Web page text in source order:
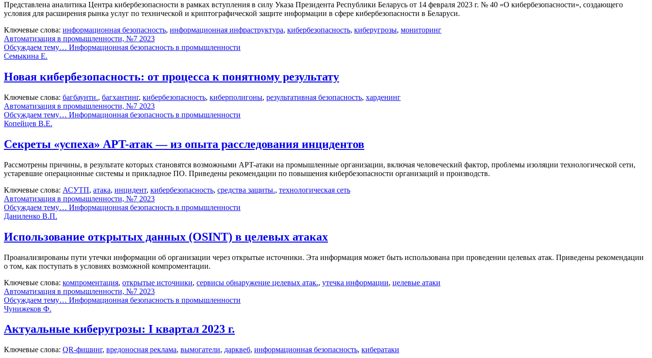
Представлена аналитика Центра кибербезопасности в рамках вступления в силу Указа Президента Республики Беларусь от 14 февраля 2023 г. № 40 «О кибербезопасности», создающего
условия для расширения рынка услуг по технической и криптографической защите информации в сфере кибербезопасности в Беларуси.
Ключевые слова: информационная безопасность, информационная инфраструктура, кибербезопасность, киберугрозы, мониторинг
Автоматизация в промышленности, №7 2023
Обсуждаем тему… Информационная безопасность в промышленности
Семыкина Е.
Новая кибербезопасность: от процесса к понятному результату
Ключевые слова: багбаунти., багхантинг, кибербезопасность, киберполигоны, результативная безопасность, харденинг
Автоматизация в промышленности, №7 2023
Обсуждаем тему… Информационная безопасность в промышленности
Копейцев В.Е.
Секреты «успеха» APT-атак — из опыта расследования инцидентов
Рассмотрены причины, в результате которых становятся возможными APT-атаки на промышленные организации, включая человеческий фактор, проблемы изоляции технологической сети,
устаревшие операционные системы и прикладное ПО. Приведены рекомендации по повышения кибербезопасности организаций и производств.
Ключевые слова: АСУТП, атака, инцидент, кибербезопасность, средства защиты., технологическая сеть
Автоматизация в промышленности, №7 2023
Обсуждаем тему… Информационная безопасность в промышленности
Даниленко В.П.
Использование открытых данных (OSINT) в целевых атаках
Проанализированы пути утечки информации об организации через открытые источники. Эта информация может быть использована при проведении целевых атак. Приведены рекомендации
о том, как поступать в условиях возможной компроментации.
Ключевые слова: компроментация, открытые источники, сервисы обнаружение целевых атак., утечка информации, целевые атаки
Автоматизация в промышленности, №7 2023
Обсуждаем тему… Информационная безопасность в промышленности
Чунижеков Ф.
Актуальные киберугрозы: I квартал 2023 г.
Ключевые слова: QR-фишинг, вредоносная реклама, вымогатели, дарквеб, информационная безопасность, кибератаки